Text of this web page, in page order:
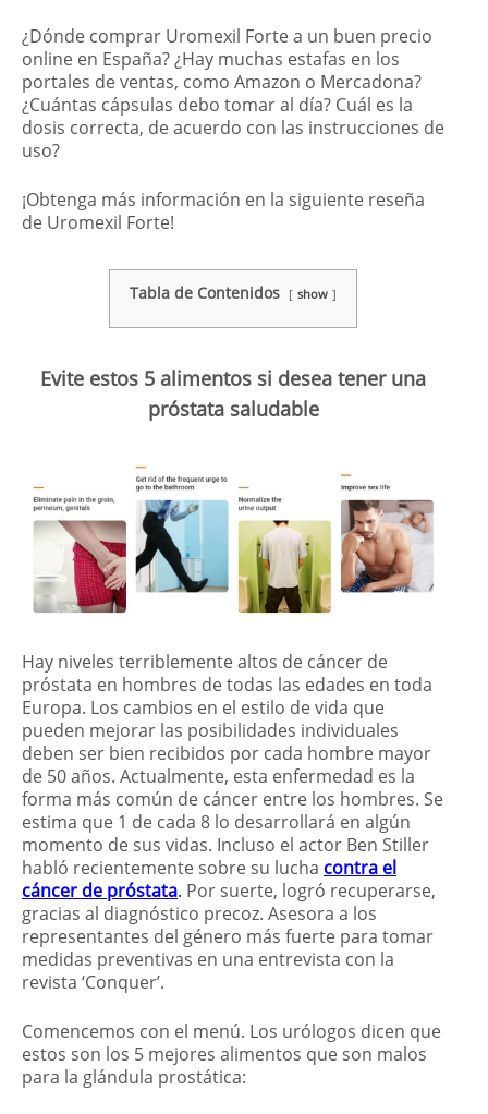
¿Dónde comprar Uromexil Forte a un buen precio
online en España? ¿Hay muchas estafas en los
portales de ventas, como Amazon o Mercadona?
¿Cuántas cápsulas debo tomar al día? Cuál es la
dosis correcta, de acuerdo con las instrucciones de
uso?
¡Obtenga más información en la siguiente reseña
de Uromexil Forte!
Tabla de Contenidos show
Evite estos 5 alimentos si desea tener una
próstata saludable
Hay niveles terriblemente altos de cáncer de
próstata en hombres de todas las edades en toda
Europa. Los cambios en el estilo de vida que
pueden mejorar las posibilidades individuales
deben ser bien recibidos por cada hombre mayor
de 50 años. Actualmente, esta enfermedad es la
forma más común de cáncer entre los hombres. Se
estima que 1 de cada 8 lo desarrollará en algún
momento de sus vidas. Incluso el actor Ben Stiller
habló recientemente sobre su lucha contra el
cáncer de próstata. Por suerte, logró recuperarse,
gracias al diagnóstico precoz. Asesora a los
representantes del género más fuerte para tomar
medidas preventivas en una entrevista con la
revista ‘Conquer’.
Comencemos con el menú. Los urólogos dicen que
estos son los 5 mejores alimentos que son malos
para la glándula prostática: